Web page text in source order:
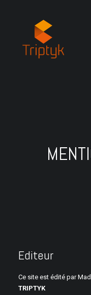
LOCATION
Editeur
Ce site est édité par
TRIPTYK